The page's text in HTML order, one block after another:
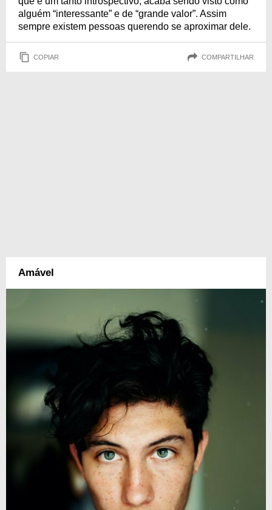
alguém “interessante” e de “grande valor”. Assim
sempre existem pessoas querendo se aproximar dele.
COPIAR COMPARTILHAR
Amável